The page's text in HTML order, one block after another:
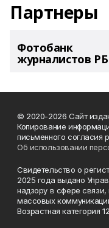
Партнеры
Фотобанк
журналистов РБ
© 2020-2026 Сайт
Копирование
письменного согласия
Об использовании
Свидетельство о
2025 года выдано
надзору в сфере
массовых
Возрастная категория